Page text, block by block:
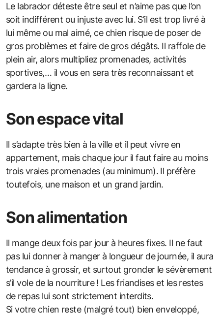
Le labrador déteste être seul et n’aime pas que l’on
soit indifférent ou injuste avec lui. S’il est trop livré à
lui même ou mal aimé, ce chien risque de poser de
gros problèmes et faire de gros dégâts. Il raffole de
plein air, alors multipliez promenades, activités
sportives,… il vous en sera très reconnaissant et
gardera la ligne.
Son espace vital
Il s’adapte très bien à la ville et il peut vivre en
appartement, mais chaque jour il faut faire au moins
trois vraies promenades (au minimum). Il préfère
toutefois, une maison et un grand jardin.
Son alimentation
Il mange deux fois par jour à heures fixes. Il ne faut
pas lui donner à manger à longueur de journée, il aura
tendance à grossir, et surtout gronder le sévèrement
s’il vole de la nourriture ! Les friandises et les restes
de repas lui sont strictement interdits.
Si votre chien reste (malgré tout) bien enveloppé,